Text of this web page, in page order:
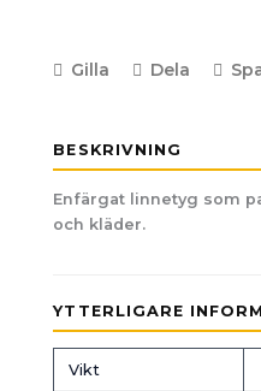
Gilla Dela
BESKRIVNING
Enfärgat linnetyg som
och kläder.
YTTERLIGARE
Vikt